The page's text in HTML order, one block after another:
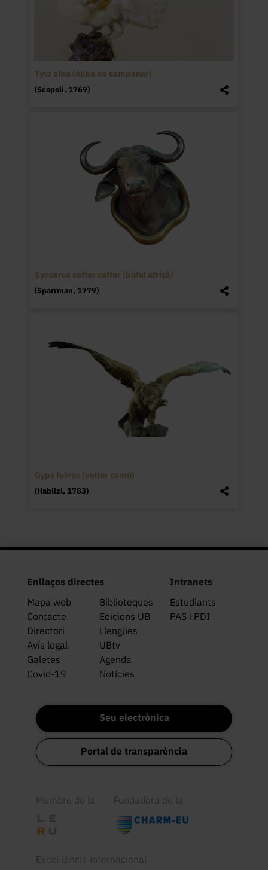
Tyto alba (òliba de campanar)
(Scopoli, 1769)
Syncerus caffer caffer (búfal africà)
(Sparrman, 1779)
Gyps fulvus (voltor comú)
(Hablizl, 1783)
Enllaços directes
Mapa web
Biblioteques
Contacte
Edicions UB
Directori
Llengües
Avís legal
UBtv
Galetes
Agenda
Covid-19
Notícies
Intranets
Estudiants
PAS i PDI
Seu electrònica
Portal de transparència
Membre de la Fundadora de la
Excel·lència internacional